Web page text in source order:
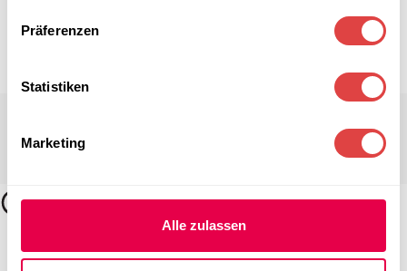
Präferenzen
Statistiken
Marketing
Alle zulassen